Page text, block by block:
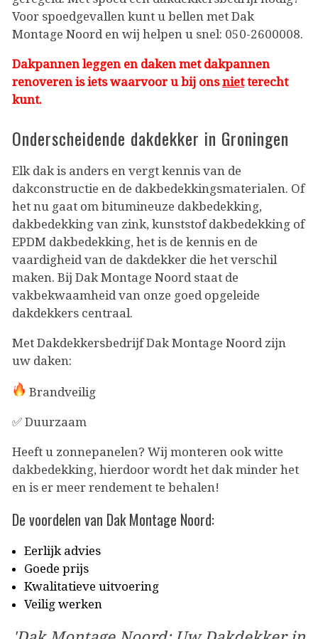
Voor spoedgevallen kunt u bellen met Dak
Montage Noord en wij helpen u snel: 050-2600008.
Dakpannen leggen en daken met dakpannen
renoveren is iets waarvoor u bij onsnietterecht
kunt.
Onderscheidende dakdekker in Groningen
Elk dak is anders en vergt kennis van de
dakconstructie en de dakbedekkingsmaterialen. Of
het nu gaat om bitumineuze dakbedekking,
dakbedekking van zink, kunststof dakbedekking of
EPDM dakbedekking, het is de kennis en de
vaardigheid van de dakdekker die het verschil
maken. Bij Dak Montage Noord staat de
vakbekwaamheid van onze goed opgeleide
dakdekkers centraal.
Met Dakdekkersbedrijf Dak Montage Noord zijn
uw daken:
Brandveilig
✅ Duurzaam
Heeft u zonnepanelen? Wij monteren ook witte
dakbedekking, hierdoor wordt het dak minder het
en is er meer rendement te behalen!
De voordelen van Dak Montage Noord:
Eerlijk advies
Goede prijs
Kwalitatieve uitvoering
Veilig werken